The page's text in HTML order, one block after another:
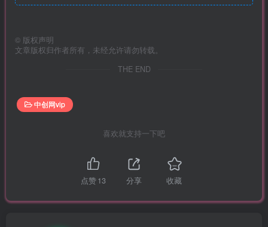
© 版权声明
文章版权归作者所有，未经允许请勿转载。
THE END
中创网vip
喜欢就支持一下吧
点赞13 分享 收藏